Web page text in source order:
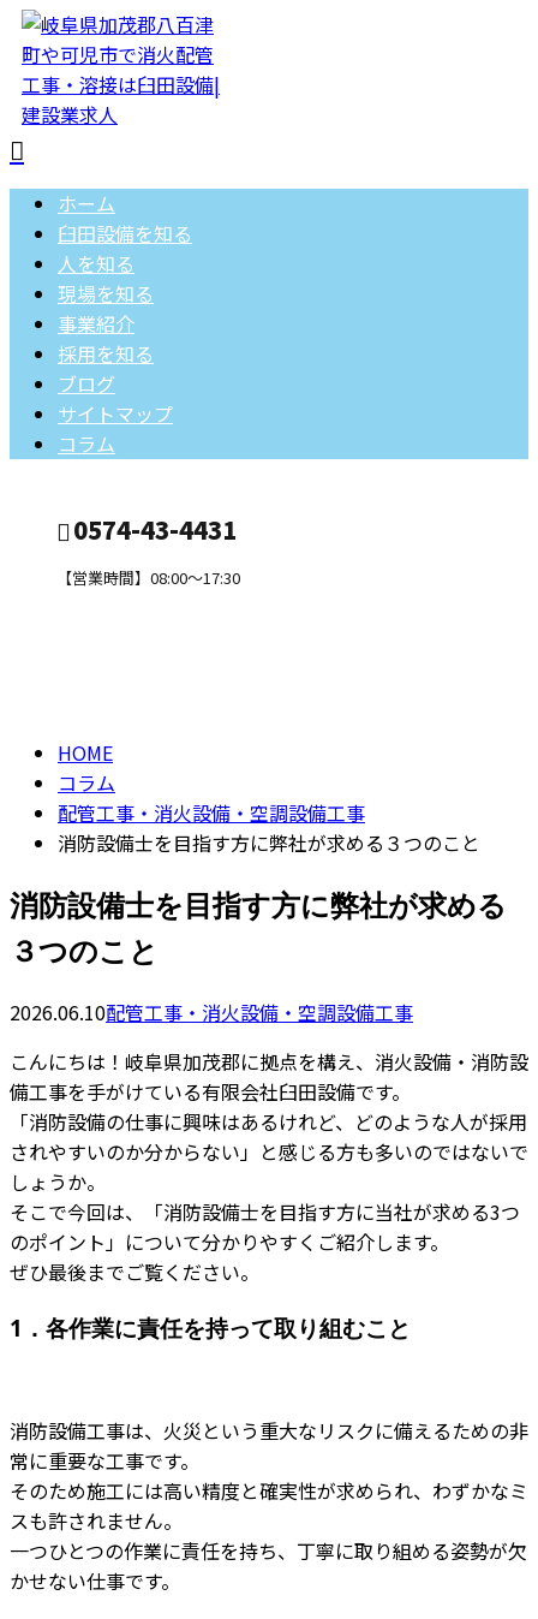
ホーム
臼田設備を知る
人を知る
現場を知る
事業紹介
採用を知る
ブログ
サイトマップ
コラム
0574-43-4431
【営業時間】08:00～17:30
HOME
コラム
配管工事・消火設備・空調設備工事
消防設備士を目指す方に弊社が求める３つのこと
消防設備士を目指す方に弊社が求める
３つのこと
2026.06.10配管工事・消火設備・空調設備工事
こんにちは！岐阜県加茂郡に拠点を構え、消火設備・消防設
備工事を手がけている有限会社臼田設備です。
「消防設備の仕事に興味はあるけれど、どのような人が採用
されやすいのか分からない」と感じる方も多いのではないで
しょうか。
そこで今回は、「消防設備士を目指す方に当社が求める3つ
のポイント」について分かりやすくご紹介します。
ぜひ最後までご覧ください。
1．各作業に責任を持って取り組むこと
消防設備工事は、火災という重大なリスクに備えるための非
常に重要な工事です。
そのため施工には高い精度と確実性が求められ、わずかなミ
スも許されません。
一つひとつの作業に責任を持ち、丁寧に取り組める姿勢が欠
かせない仕事です。